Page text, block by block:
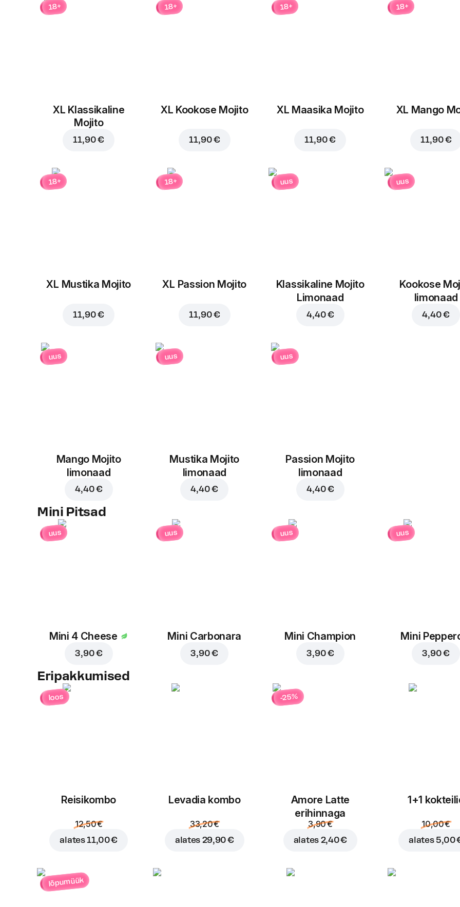
Lisa ostukorvi hinnaga
18+
XL Klassikaline
Mojito
11,90 €
18+
XL Kookose Mojito
11,90 €
18+
XL Maasika Mojito
11,90 €
18+
XL Mango
11,90 €
18+
XL Mustika Mojito
11,90 €
18+
XL Passion Mojito
11,90 €
uus
Klassikaline Mojito
Limonaad
4,40 €
uus
Kookose
limonaad
4,40 €
uus
Mango Mojito
limonaad
4,40 €
uus
Mustika Mojito
limonaad
4,40 €
uus
Passion Mojito
limonaad
4,40 €
Mini Pitsad
uus
Mini 4 Cheese
3,90 €
uus
Mini Carbonara
3,90 €
uus
Mini Champion
3,90 €
uus
Mini
3,90 €
Eripakkumised
loos
Reisikombo
12,50 €
alates11,00 €
Levadia kombo
33,20 €
alates 29,90 €
-25%
Amore Latte
erihinnaga
3,90 €
alates 2,40 €
1+1
10,00 €
alates 5,00
lõpumüük